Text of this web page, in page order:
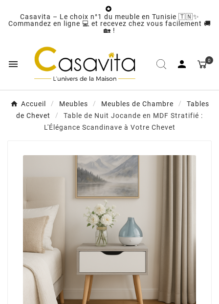

Casavita – Le choix n°1 du meuble en Tunisie 🇹🇳✨
Commandez en ligne 💻 et recevez chez vous facilement 🚚
🏡 !
  0
Accueil Meubles Meubles de Chambre
Tables
de Chevet
Table de Nuit Jocande en MDF Stratifié :
L'Élégance Scandinave à Votre Chevet